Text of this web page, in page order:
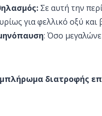
Σε αυτή την
για φελλικό οξύ και
: Όσο
διατροφής